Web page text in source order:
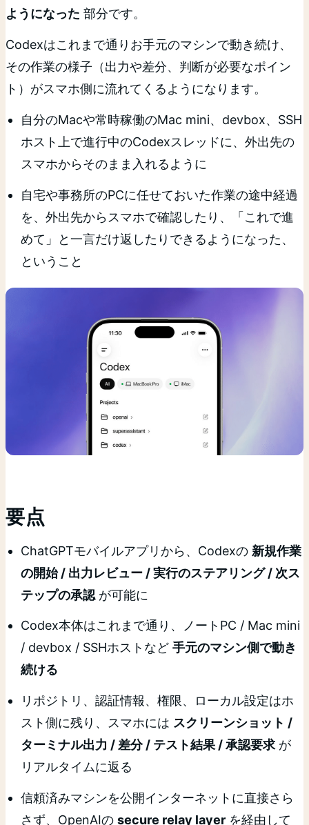
ようになった 部分です。
Codexはこれまで通りお手元のマシンで動き続け、
その作業の様子（出力や差分、判断が必要なポイン
ト）がスマホ側に流れてくるようになります。
自分のMacや常時稼働のMac mini、devbox、SSH
ホスト上で進行中のCodexスレッドに、外出先の
スマホからそのまま入れるように
自宅や事務所のPCに任せておいた作業の途中経過
を、外出先からスマホで確認したり、「これで進
めて」と一言だけ返したりできるようになった、
ということ
要点
ChatGPTモバイルアプリから、Codexの 新規作業
の開始 / 出力レビュー / 実行のステアリング / 次ス
テップの承認が可能に
Codex本体はこれまで通り、ノートPC / Mac mini
/ devbox / SSHホストなど手元のマシン側で動き
続ける
リポジトリ、認証情報、権限、ローカル設定はホ
スト側に残り、スマホには スクリーンショット /
ターミナル出力 / 差分 / テスト結果 / 承認要求 が
リアルタイムに返る
信頼済みマシンを公開インターネットに直接さら
さず、OpenAIのsecure relay layer を経由して